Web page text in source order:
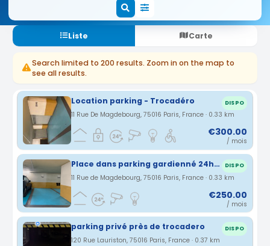
Liste Carte
Search limited to 200 results. Zoom in on the map to
see all results.
Location parking - Trocadéro DISPO
11 Rue De Magdebourg, 75016 Paris, France · 0.33 km
€300.00
/ mois
Place dans parking gardienné 24h/24 tous véhicules DISPO
11 Rue de Magdebourg, 75016 Paris, France · 0.33 km
€250.00
/ mois
parking privé près de trocadero DISPO
120 Rue Lauriston, 75016 Paris, France · 0.37 km